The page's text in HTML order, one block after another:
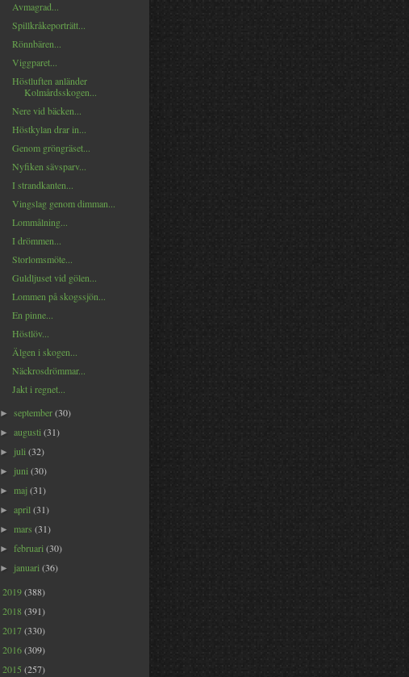
Avmagrad...
Spillkråkeporträtt...
Rönnbären...
Viggparet...
Höstluften anländer
Kolmårdsskogen...
Nere vid bäcken...
Höstkylan drar in...
Genom gröngräset...
Nyfiken sävsparv...
I strandkanten...
Vingslag genom dimman...
Lommålning...
I drömmen...
Storlomsmöte...
Guldljuset vid gölen...
Lommen på skogssjön...
En pinne...
Höstlöv...
Älgen i skogen...
Näckrosdrömmar...
Jakt i regnet...
►september(30)
►augusti(31)
► juli(32)
► juni(30)
►maj(31)
►april(31)
►mars(31)
►februari(30)
► januari(36)
2019(388)
2018 (391)
2017(330)
2016(309)
2015 (257)